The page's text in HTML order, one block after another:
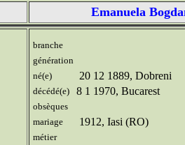
Emanuela
branche
génération
né(e)
20 12 1889, Dobreni
décédé(e) 8 1 1970, Bucarest
obsèques
mariage
1912, Iasi (RO)
métier